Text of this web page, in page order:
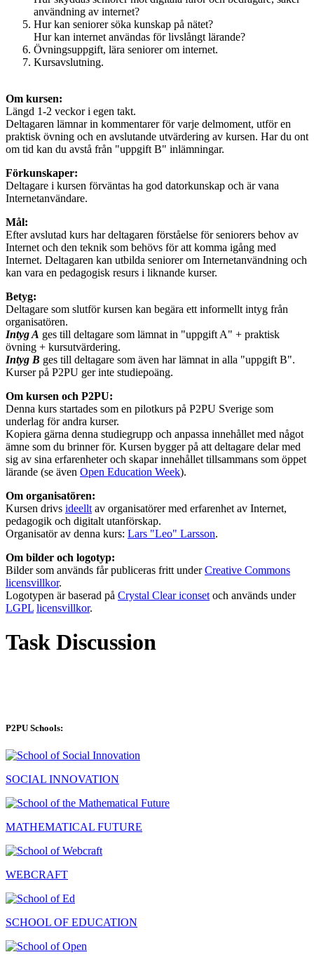
användning av internet?
Hur kan seniorer söka kunskap på nätet?
Hur kan internet användas för livslångt lärande?
Övningsuppgift, lära seniorer om internet.
Kursavslutning.
Om kursen:
Längd 1-2 veckor i egen takt.
Deltagaren lämnar in kommentarer för varje delmoment, utför en
praktisk övning och en avslutande utvärdering av kursen. Har du ont
om tid kan du avstå från "uppgift B" inlämningar.
Förkunskaper:
Deltagare i kursen förväntas ha god datorkunskap och är vana
Internetanvändare.
Mål:
Efter avslutad kurs har deltagaren förståelse för seniorers behov av
Internet och den teknik som behövs för att komma igång med
Internet. Deltagaren kan utbilda seniorer om Internetanvändning och
kan vara en pedagogisk resurs i liknande kurser.
Betyg:
Deltagare som slutför kursen kan begära ett informellt intyg från
organisatören.
Intyg A ges till deltagare som lämnat in "uppgift A" + praktisk
övning + kursutvärdering.
Intyg B ges till deltagare som även har lämnat in alla "uppgift B".
Kurser på P2PU ger inte studiepoäng.
Om kursen och P2PU:
Denna kurs startades som en pilotkurs på P2PU Sverige som
underlag för andra kurser.
Kopiera gärna denna studiegrupp och anpassa innehållet med något
ämne som du brinner för. Kursen bygger på att deltagare delar med
sig av sina erfarenheter och skapar innehållet tillsammans som öppet
lärande (se även Open Education Week).
Om organisatören:
Kursen drivs ideellt av organisatörer med erfarenhet av Internet,
pedagogik och digitalt utanförskap.
Organisatör av denna kurs: Lars "Leo" Larsson.
Om bilder och logotyp:
Bilder som används får publiceras fritt underCreative Commons
licensvillkor.
Logotypen är baserad på Crystal Clear iconset och används under
LGPL licensvillkor.
Task Discussion
P2PU Schools:
SOCIAL INNOVATION
MATHEMATICAL FUTURE
WEBCRAFT
SCHOOL OF EDUCATION